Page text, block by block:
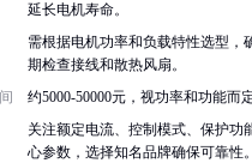
延长电机寿命。
需根据电机功率和负载特性选型，
期检查接线和散热风扇。
约5000-50000元，视功率和功能而
关注额定电流、控制模式、保护功
心参数，选择知名品牌确保可靠性。